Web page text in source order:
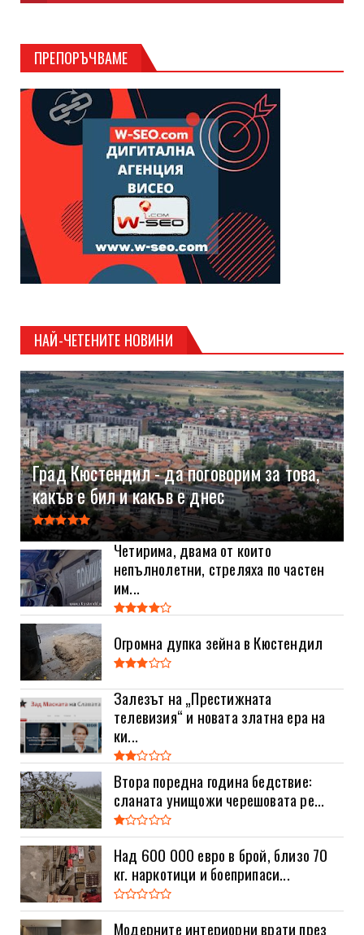
ПРЕПОРЪЧВАМЕ
НАЙ-ЧЕТЕНИТЕ НОВИНИ
Град Кюстендил - да поговорим за това,
какъв е бил и какъв е днес
Четирима, двама от които
непълнолетни, стреляха по частен
им...
Огромна дупка зейна в Кюстендил
Залезът на „Престижната
телевизия“ и новата златна ера на
ки...
Втора поредна година бедствие:
сланата унищожи черешовата ре...
Над 600 000 евро в брой, близо 70
кг. наркотици и боеприпаси...
Модерните интериорни врати през